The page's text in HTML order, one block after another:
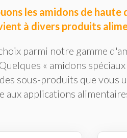
les amidons de
à divers produits
parmi notre gamme
« amidons
sous-produits que vous
aux applications